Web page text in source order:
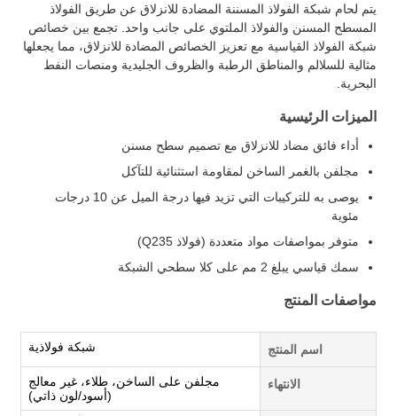
يتم لحام شبكة الفولاذ المسننة المضادة للانزلاق عن طريق الفولاذ
المسطح المسنن والفولاذ الملتوي على جانب واحد. تجمع بين خصائص
شبكة الفولاذ القياسية مع تعزيز الخصائص المضادة للانزلاق، مما يجعلها
مثالية للسلالم والمناطق الرطبة والظروف الجليدية ومنصات النفط
البحرية.
الميزات الرئيسية
أداء فائق مضاد للانزلاق مع تصميم سطح مسنن
مجلفن بالغمر الساخن لمقاومة استثنائية للتآكل
يوصى به للتركيبات التي تزيد فيها درجة الميل عن 10 درجات
مئوية
متوفر بمواصفات مواد متعددة (فولاذ Q235)
سمك قياسي يبلغ 2 مم على كلا سطحي الشبكة
مواصفات المنتج
اسم المنتج شبكة فولاذية
الانتهاء
مجلفن على الساخن، طلاء، غير معالج
(أسود/لون ذاتي)